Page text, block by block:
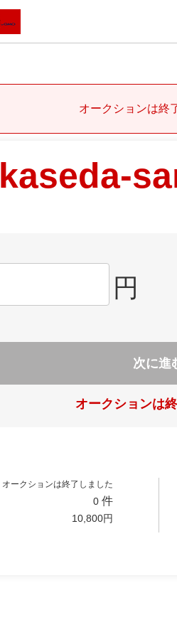
オークションは終
kaseda-
円
次に進
オークションは
オークションは終了しました
0 件
10,800円